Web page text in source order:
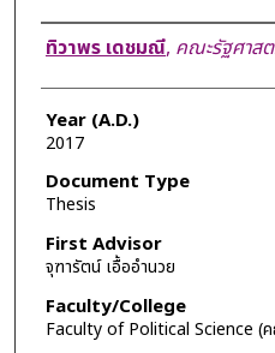
Author
ทิวาพร เดชมณี, คณะรัฐศาส
Year (A.D.)
2017
Document Type
Thesis
First Advisor
จุฑารัตน์ เอื้ออำนวย
Faculty/College
Faculty of Political Science (